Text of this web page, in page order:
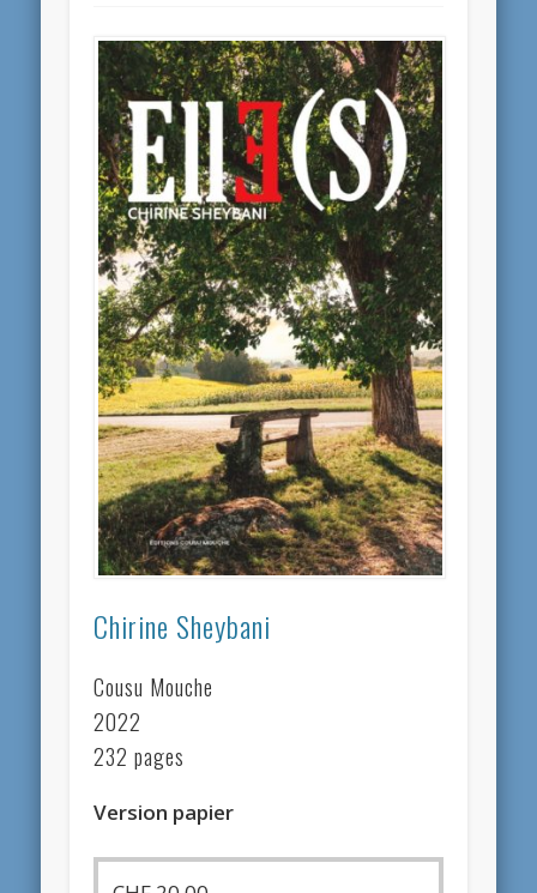
Chirine Sheybani
Cousu Mouche
2022
232 pages
Version papier